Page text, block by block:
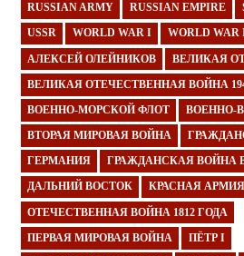
RUSSIAN ARMY RUSSIAN EMPIRE
USSR WORLD WAR I WORLD WAR
АЛЕКСЕЙ ОЛЕЙНИКОВ ВЕЛИКАЯ
ВЕЛИКАЯ ОТЕЧЕСТВЕННАЯ ВОЙНА
ВОЕННО-МОРСКОЙ ФЛОТ ВОЕННО-
ВТОРАЯ МИРОВАЯ ВОЙНА
ГЕРМАНИЯ ГРАЖДАНСКАЯ ВОЙНА
ДАЛЬНИЙ ВОСТОК КРАСНАЯ АРМИЯ
ОТЕЧЕСТВЕННАЯ ВОЙНА 1812 ГОДА
ПЕРВАЯ МИРОВАЯ ВОЙНА ПЁТР I